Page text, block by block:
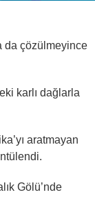
da çözülmeyince
karlı dağlarla
aratmayan
Gölü’nde